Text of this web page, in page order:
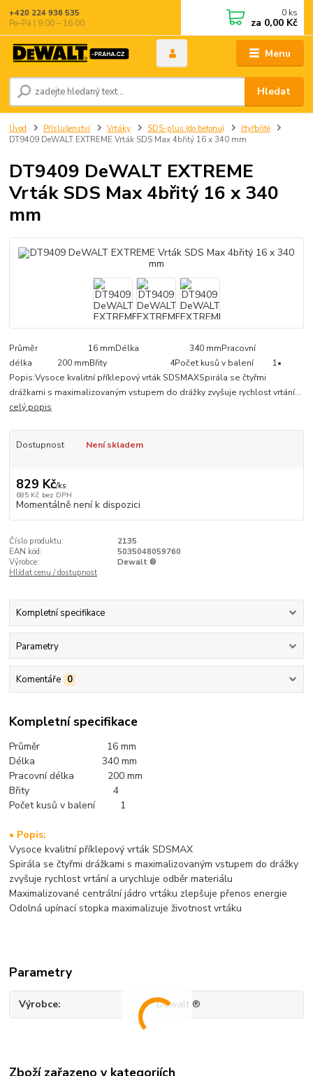
Menu
Hledat
+420 224 936 535
Po–Pá | 9:00 – 16:00
0 ks
za 0,00 Kč
Úvod Příslušenství Vrtáky SDS-plus (do betonu)
čtyřbřité
DT9409 DeWALT EXTREME Vrták SDS Max 4břitý 16 x 340 mm
DT9409 DeWALT EXTREME
Vrták SDS Max 4břitý 16 x 340
mm
Průměr 16 mmDélka 340 mmPracovní
délka 200 mmBřity 4Počet kusů v balení 1•
Popis:Vysoce kvalitní příklepový vrták SDSMAXSpirála se čtyřmi
drážkami s maximalizovaným vstupem do drážky zvyšuje rychlost vrtání...
celý popis
Dostupnost Není skladem
829 Kč/ks
685 Kč bez DPH
Momentálně není k dispozici
Číslo produktu:
2135
EAN kód:
5035048059760
Výrobce:
Dewalt ®
Hlídat cenu / dostupnost
Kompletní specifikace
Parametry
Komentáře 0
Kompletní specifikace
Průměr 16 mm
Délka 340 mm
Pracovní délka 200 mm
Břity 4
Počet kusů v balení 1
• Popis:
Vysoce kvalitní příklepový vrták SDSMAX
Spirála se čtyřmi drážkami s maximalizovaným vstupem do drážky
zvyšuje rychlost vrtání a urychluje odběr materiálu
Maximalizované centrální jádro vrtáku zlepšuje přenos energie
Odolná upínací stopka maximalizuje životnost vrtáku
Parametry
Výrobce Dewalt ®
Zboží zařazeno v kategoriích